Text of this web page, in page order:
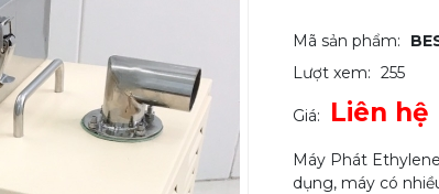
Mã sản phẩm:
Lượt xem: 255
Giá: Liên hệ
Máy Phát
dụng, máy có